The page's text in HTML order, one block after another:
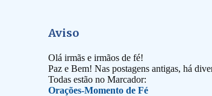
Aviso
Olá irmãs e irmãos de fé!
Paz e Bem! Nas postagens antigas, há
Todas estão no Marcador:
Orações-Momento de Fé